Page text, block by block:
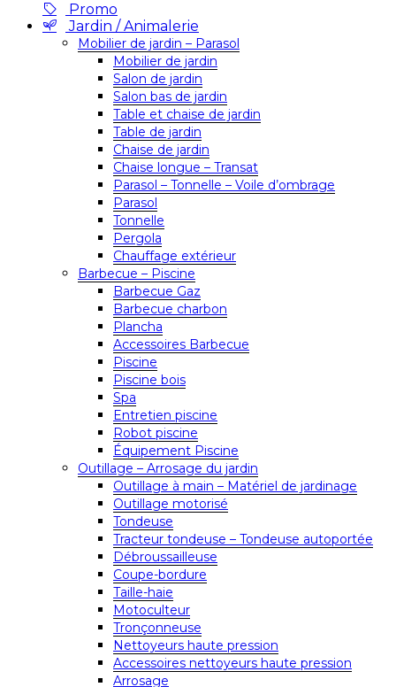
Promo
Jardin / Animalerie
Mobilier de jardin – Parasol
Mobilier de jardin
Salon de jardin
Salon bas de jardin
Table et chaise de jardin
Table de jardin
Chaise de jardin
Chaise longue – Transat
Parasol – Tonnelle – Voile d’ombrage
Parasol
Tonnelle
Pergola
Chauffage extérieur
Barbecue – Piscine
Barbecue Gaz
Barbecue charbon
Plancha
Accessoires Barbecue
Piscine
Piscine bois
Spa
Entretien piscine
Robot piscine
Équipement Piscine
Outillage – Arrosage du jardin
Outillage à main – Matériel de jardinage
Outillage motorisé
Tondeuse
Tracteur tondeuse – Tondeuse autoportée
Débroussailleuse
Coupe-bordure
Taille-haie
Motoculteur
Tronçonneuse
Nettoyeurs haute pression
Accessoires nettoyeurs haute pression
Arrosage